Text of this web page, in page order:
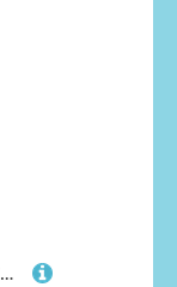
Jiumaocleu One Punch Man Cosplay Saitama Kostüm Jumpsuit mit Maske, Saitama Bodysuit Overall Outfits Cosplay Prop Halloween Carnival Rollenspiel Kostüm für Fans